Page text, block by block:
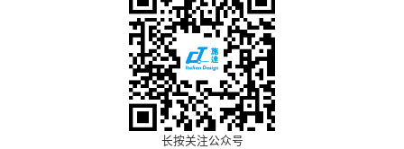
长按关注公众号